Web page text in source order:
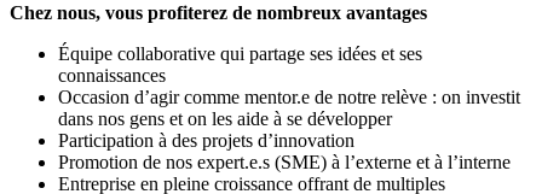
Chez nous, vous profiterez de nombreux avantages
Équipe collaborative qui partage ses idées et ses
connaissances
Occasion d’agir comme mentor.e de notre relève : on investit
dans nos gens et on les aide à se développer
Participation à des projets d’innovation
Promotion de nos expert.e.s (SME) à l’externe et à l’interne
Entreprise en pleine croissance offrant de multiples